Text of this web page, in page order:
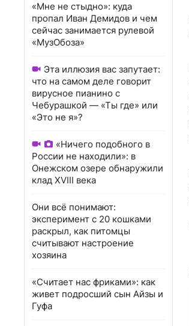
«Мне не стыдно»: куда
пропал Иван Демидов и чем
сейчас занимается рулевой
«МузОбоза»
Эта иллюзия вас запутает:
что на самом деле говорит
вирусное пианино с
Чебурашкой — «Ты где» или
«Это не я»?
«Ничего подобного в
России не находили»: в
Онежском озере обнаружили
клад XVIII века
Они всё понимают:
эксперимент с 20 кошками
раскрыл, как питомцы
считывают настроение
хозяина
«Считает нас фриками»: как
живет подросший сын Айзы и
Гуфа